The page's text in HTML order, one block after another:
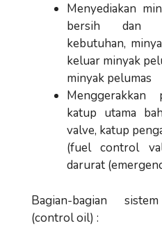
Menyediakan
bersih dan
kebutuhan,
keluar minyak
minyak pelumas
Menggerakkan
katup utama
valve, katup
(fuel control
darurat
Bagian-bagian
(control oil) :